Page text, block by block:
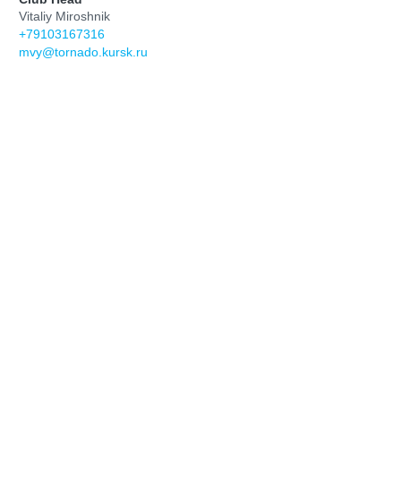
Vitaliy Miroshnik
+79103167316
mvy@tornado.kursk.ru